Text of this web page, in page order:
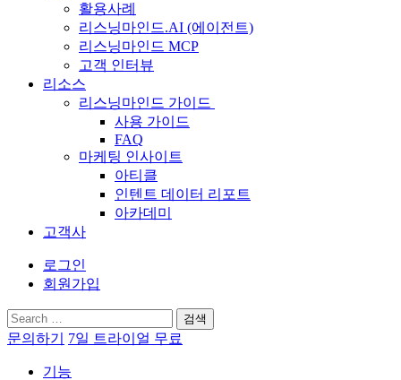
활용사례
리스닝마인드.AI (에이전트)
리스닝마인드 MCP
고객 인터뷰
리소스
리스닝마인드 가이드
사용 가이드
FAQ
마케팅 인사이트
아티클
인텐트 데이터 리포트
아카데미
고객사
로그인
회원가입
검
색:
문의하기 7일 트라이얼 무료
기능